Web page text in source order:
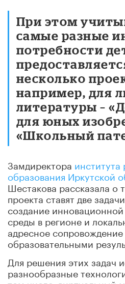
При этом
самые разные
потребности
несколько
например, для
литературы –
для юных
«Школьный
Замдиректора института
образования Иркутской
Шестакова рассказала о
проекта ставят две
создание
среды в регионе и
адресное
образовательными
Для решения этих задач
разнообразные